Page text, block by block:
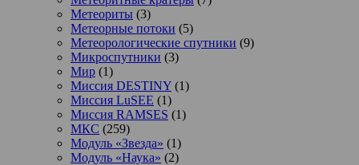
Метеориты (3)
Метеорные потоки (5)
Метеорологические спутники (9)
Микроспутники (3)
Мир (1)
Миссия DESTINY (1)
Миссия LuSEE (1)
Миссия RAMSES (1)
МКС (259)
Модуль «Звезда» (1)
Модуль «Наука» (2)